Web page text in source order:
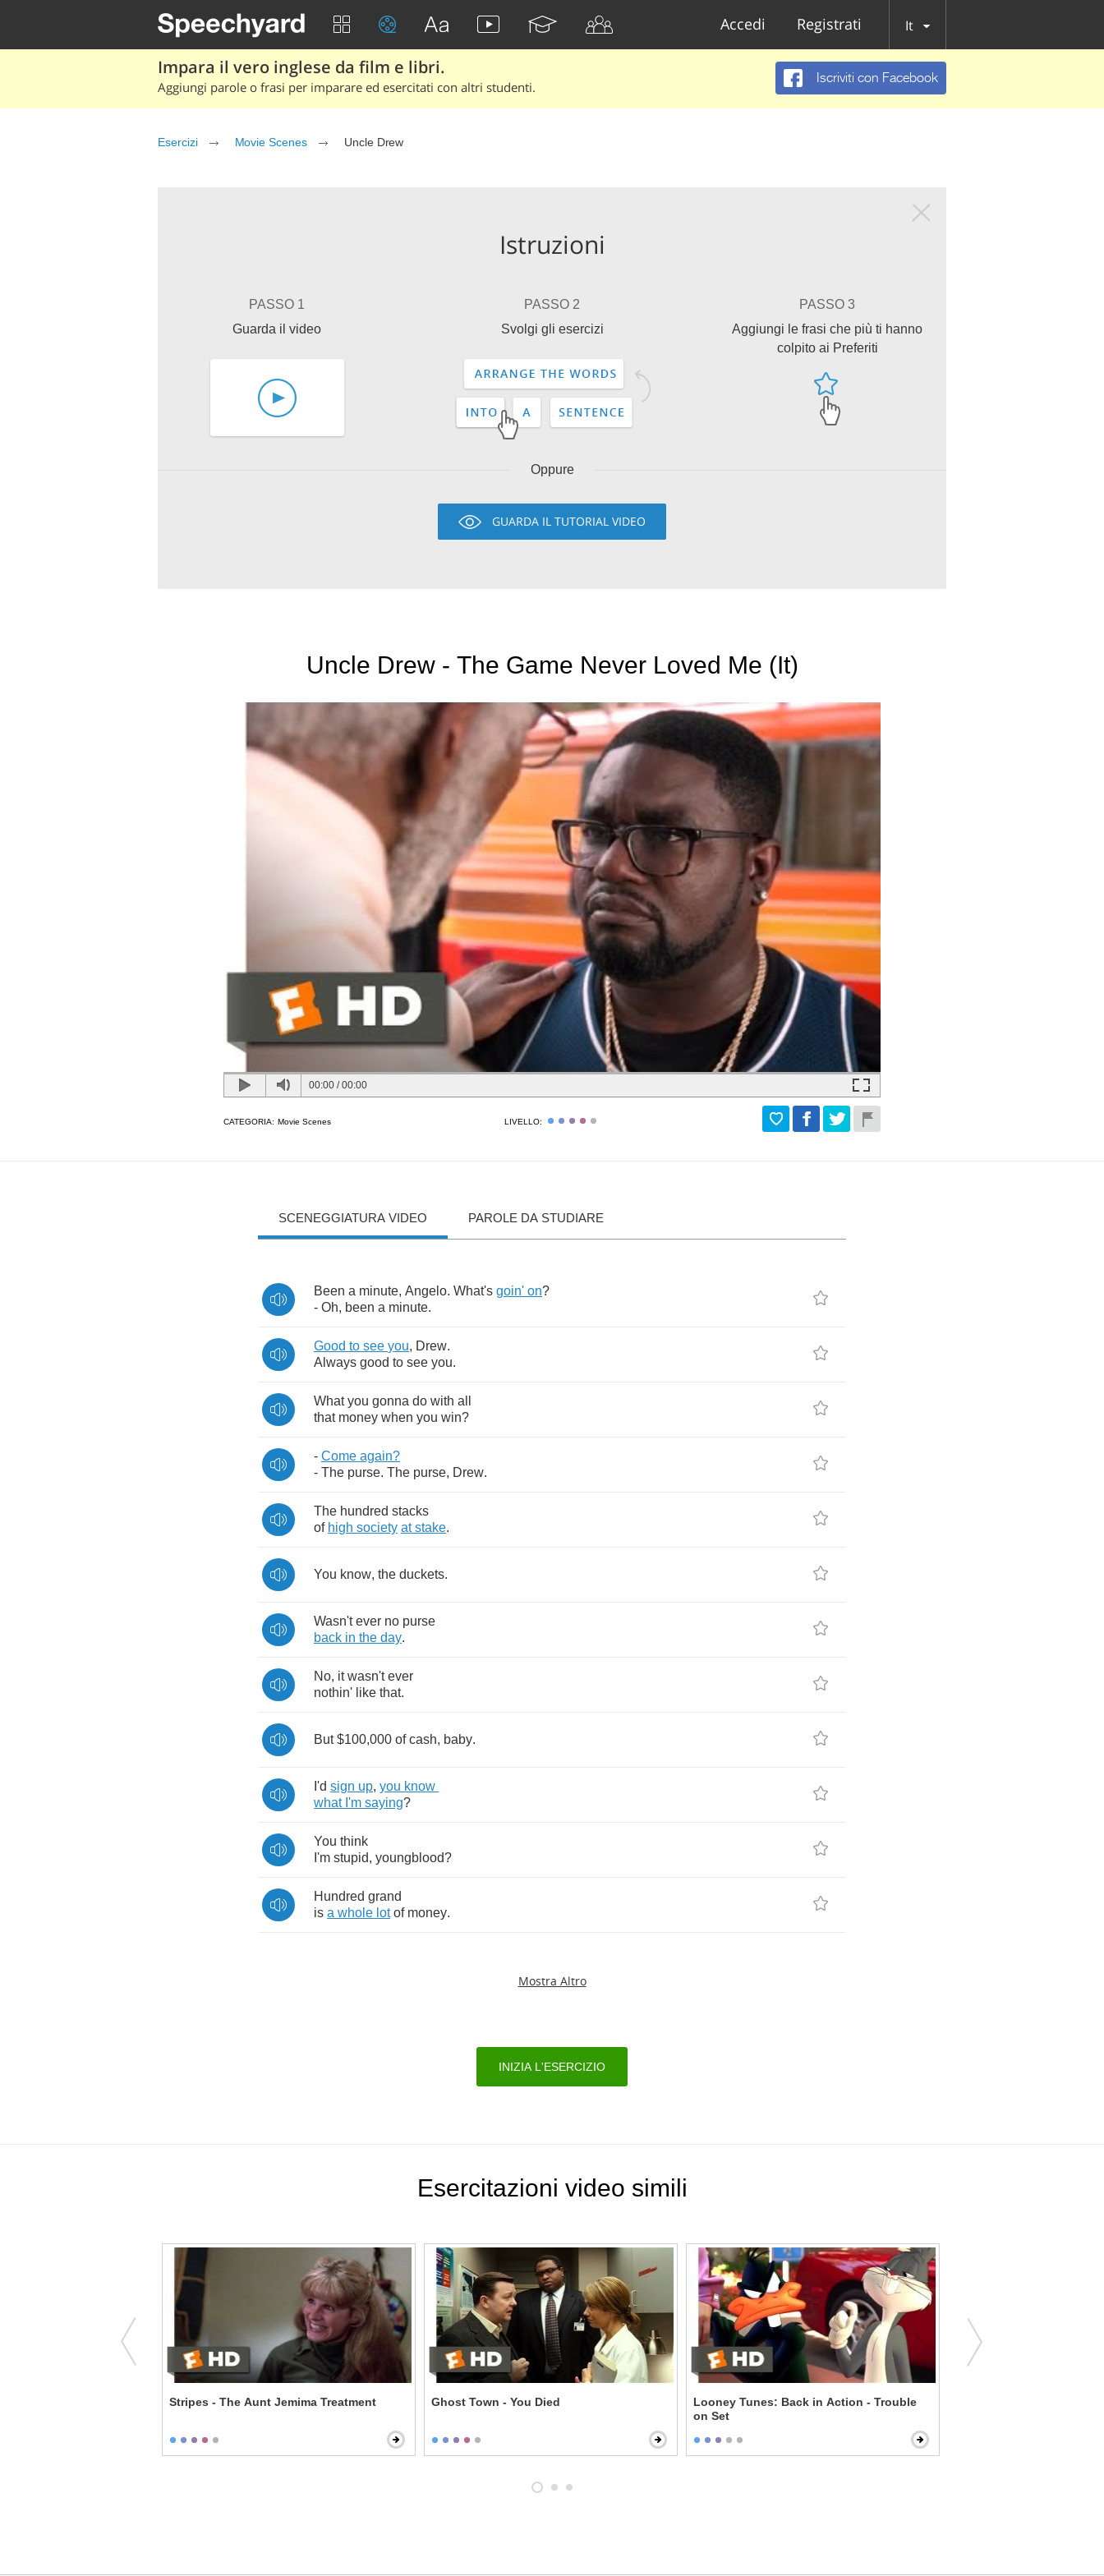
Accedi Registrati It
Impara il vero inglese da film e libri.
Aggiungi parole o frasi per imparare ed esercitati con altri studenti.
Iscriviti con Facebook
Esercizi Movie Scenes Uncle Drew
Istruzioni
PASSO 1
Guarda il video
PASSO 2
Svolgi gli esercizi
PASSO 3
Aggiungi le frasi che più ti hanno
colpito ai Preferiti
Oppure
GUARDA IL TUTORIAL VIDEO
Uncle Drew - The Game Never Loved Me (It)
00:00 /00:00
CATEGORIA: Movie Scenes LIVELLO:
SCENEGGIATURA VIDEO PAROLE DA STUDIARE
Been a minute, Angelo. What's goin' on?
- Oh, been a minute.
Good to see you, Drew.
Always good to see you.
What you gonna do with all
that money when you win?
- Come again?
- The purse. The purse, Drew.
The hundred stacks
of high society at stake.
You know, the duckets.
Wasn't ever no purse
back in the day.
No, it wasn't ever
nothin' like that.
But$100,000 of cash, baby.
I'd sign up, you know
what I'm saying?
You think
I'm stupid, youngblood?
Hundred grand
is a whole lot of money.
Mostra Altro
INIZIA L'ESERCIZIO
Esercitazioni video simili
Stripes - The Aunt Jemima Treatment Ghost Town - You Died
Looney Tunes: Back in Action - Trouble
on Set